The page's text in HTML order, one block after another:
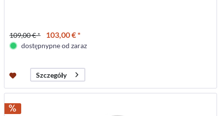
109,00 € * 103,00 € *
dostępnypne od zaraz
Szczegóły